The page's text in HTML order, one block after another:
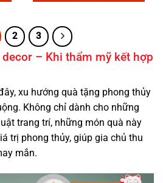
2 3
– Khi thẩm mỹ kết hợp
xu hướng quà tặng phong thủy
Không chỉ dành cho những
trang trí, những món quà này
trị phong thủy, giúp gia chủ thu
mắn.